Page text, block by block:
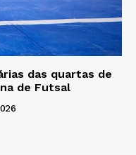
das quartas de
de Futsal